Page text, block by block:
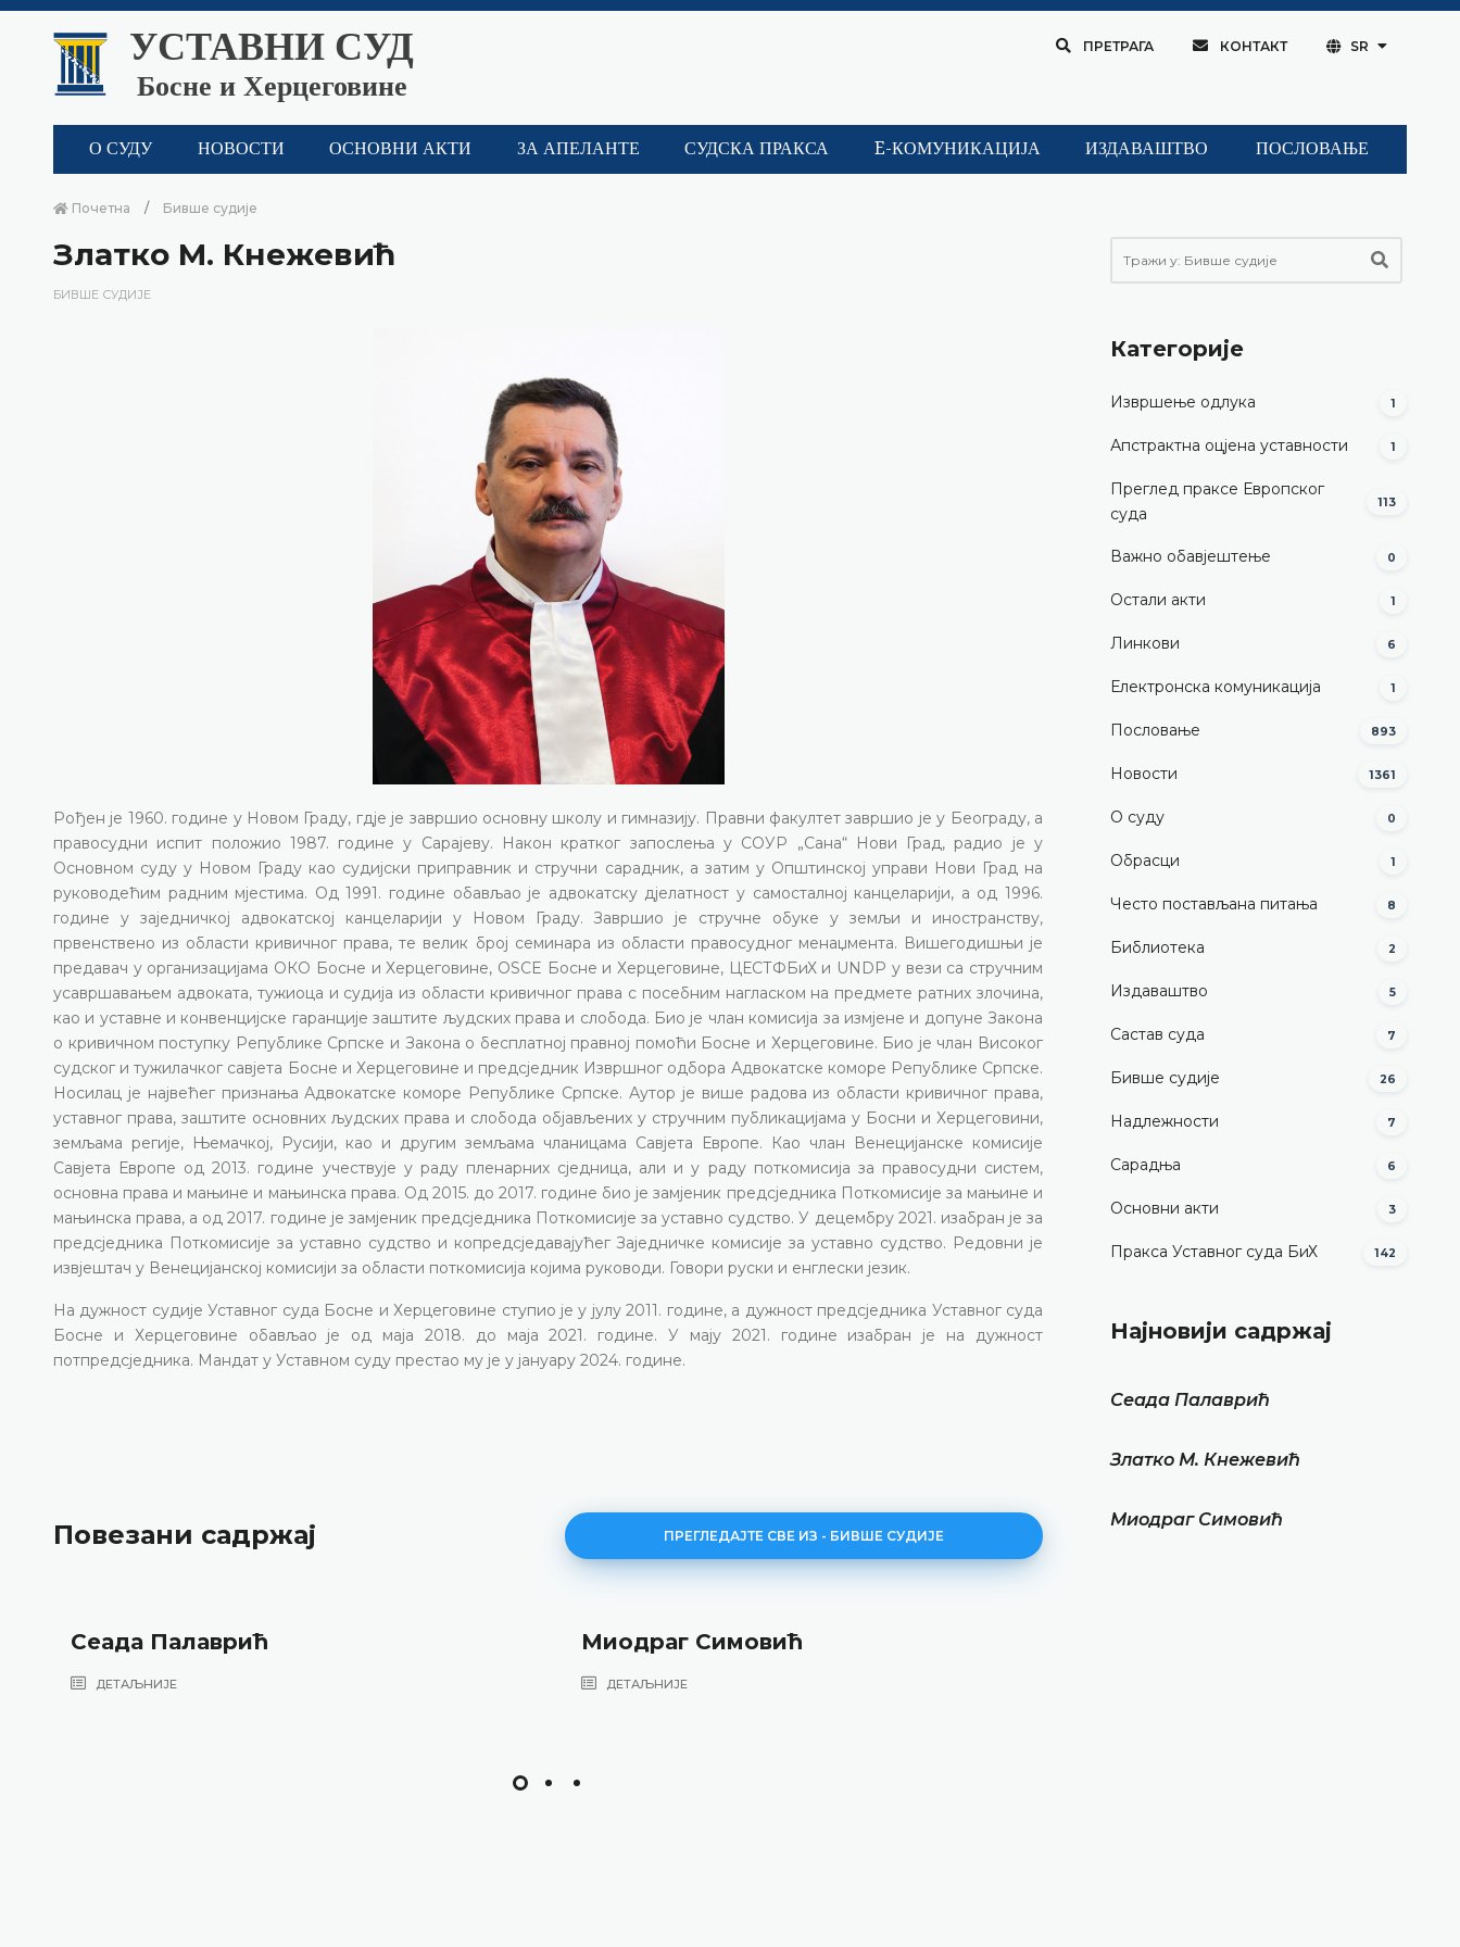
УСТАВНИ СУД
Босне и Херцеговине
ПРЕТРАГА КОНТАКТ SR
О СУДУ НОВОСТИ ОСНОВНИ АКТИ ЗА АПЕЛАНТЕ СУДСКА ПРАКСА E-КОМУНИКАЦИЈА ИЗДАВАШТВО ПОСЛОВАЊЕ
Почетна Бивше судије
Златко М. Кнежевић
БИВШЕ СУДИЈЕ
Рођен је 1960. године у Новом Граду, гдје је завршио основну школу и гимназију. Правни факултет завршио је у Београду, а
правосудни испит положио 1987. године у Сарајеву. Након кратког запослења у СОУР „Сана“ Нови Град, радио је у
Основном суду у Новом Граду као судијски приправник и стручни сарадник, а затим у Општинској управи Нови Град на
руководећим радним мјестима. Oд 1991. године обављао је адвокатску дјелатност у самосталној канцеларији, а од 1996.
године у заједничкој адвокатској канцеларији у Новом Граду. Завршио је стручне обуке у земљи и иностранству,
првенствено из области кривичног права, те велик број семинара из области правосудног менаџмента. Вишегодишњи је
предавач у организацијама ОКО Босне и Херцеговине, OSCE Босне и Херцеговине, ЦЕСТФБиХ и UNDP у вези са стручним
усавршавањем адвоката, тужиоца и судија из области кривичног права с посебним нагласком на предмете ратних злочина,
као и уставне и конвенцијске гаранције заштите људских права и слобода. Био је члан комисија за измјене и допуне Закона
о кривичном поступку Републике Српске и Закона о бесплатној правној помоћи Босне и Херцеговине. Био је члан Високог
судског и тужилачког савјета Босне и Херцеговине и предсједник Извршног одбора Адвокатске коморе Републике Српске.
Носилац је највећег признања Адвокатске коморе Републике Српске. Аутор је више радова из области кривичног права,
уставног права, заштите основних људских права и слобода објављених у стручним публикацијама у Босни и Херцеговини,
земљама регије, Њемачкој, Русији, као и другим земљама чланицама Савјета Европе. Као члан Венецијанске комисије
Савјета Европе од 2013. године учествује у раду пленарних сједница, али и у раду поткомисија за правосудни систем,
основна права и мањине и мањинска права. Oд 2015. до 2017. године био је замјеник предсједника Поткомисије за мањине и
мањинска права, а од 2017. године је замјеник предсједника Поткомисије за уставно судство. У децембру 2021. изабран је за
предсједника Поткомисије за уставно судство и копредсједавајућег Заједничке комисије за уставно судство. Редовни је
извјештач у Венецијанској комисији за области поткомисија којима руководи. Говори руски и енглески језик.
На дужност судије Уставног суда Босне и Херцеговине ступио је у јулу 2011. године, а дужност предсједника Уставног суда
Босне и Херцеговине обављао је од маја 2018. до маја 2021. године. У мају 2021. године изабран је на дужност
потпредсједника. Мандат у Уставном суду престао му је у јануару 2024. године.
Повезани садржај ПРЕГЛЕДАЈТЕ СВЕ ИЗ - БИВШЕ СУДИЈЕ
Сеада Палаврић
ДЕТАЉНИЈЕ
Миодраг Симовић
ДЕТАЉНИЈЕ
Категорије
Извршење одлука 1
Апстрактна оцјена уставности 1
Преглед праксе Европског
суда
113
Важно обавјештење 0
Остали акти 1
Линкови 6
Електронска комуникација 1
Пословање 893
Новости 1361
О суду 0
Обрасци 1
Често постављана питања 8
Библиотека 2
Издаваштво 5
Састав суда 7
Бивше судије 26
Надлежности 7
Сарадња 6
Основни акти 3
Пракса Уставног суда БиХ 142
Најновији садржај
Сеада Палаврић
Златко М. Кнежевић
Миодраг Симовић